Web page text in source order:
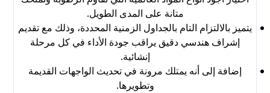
متانة على المدى الطويل.
يتميز بالالتزام التام بالجداول الزمنية المحددة، وذلك مع تقديم
إشراف هندسي دقيق يراقب جودة الأداء في كل مرحلة
إنشائية.
إضافة إلى أنه يمتلك مرونة في تحديث الواجهات القديمة
وتطويرها.